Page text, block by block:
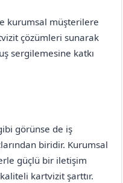
kurumsal müşterilere
çözümleri sunarak
sergilemesine katkı
görünse de iş
biridir. Kurumsal
güçlü bir iletişim
kartvizit şarttır.